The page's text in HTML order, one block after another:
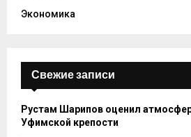
Экономика
Свежие записи
Рустам Шарипов оценил
Уфимской крепости